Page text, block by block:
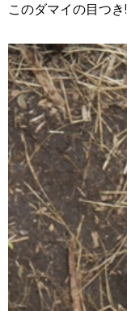
このダマイの目つき!